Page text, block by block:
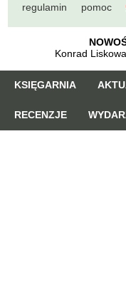
regulamin pomoc
Konrad
KSIĘGARNIA
RECENZJE